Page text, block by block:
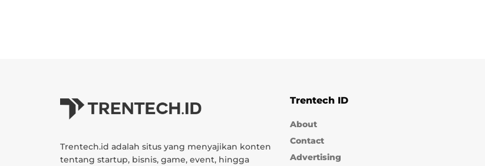
Trentech.id adalah situs yang menyajikan konten
tentang startup, bisnis, game, event, hingga
Trentech ID
About
Contact
Advertising